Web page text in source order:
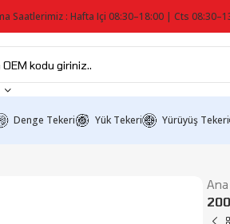
Saatlerimiz : Hafta Içi 08:30–18:00 | Cts
Denge Tekeri Yük Tekeri Yürüyüş Tekeri
Ana